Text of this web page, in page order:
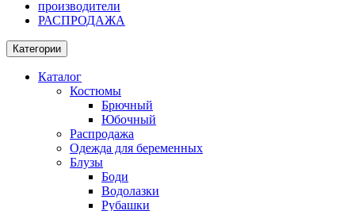
производители
РАСПРОДАЖА
Категории
Каталог
Костюмы
Брючный
Юбочный
Распродажа
Одежда для беременных
Блузы
Боди
Водолазки
Рубашки